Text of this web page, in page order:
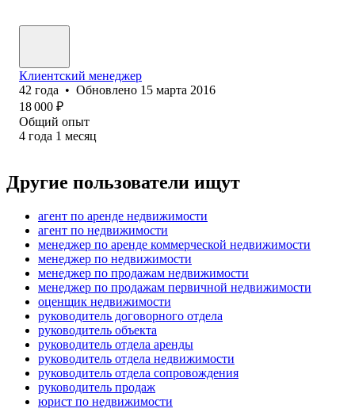
Клиентский менеджер
42 года • Обновлено 15 марта 2016
18 000 ₽
Общий опыт
4 года 1 месяц
Другие пользователи ищут
агент по аренде недвижимости
агент по недвижимости
менеджер по аренде коммерческой недвижимости
менеджер по недвижимости
менеджер по продажам недвижимости
менеджер по продажам первичной недвижимости
оценщик недвижимости
руководитель договорного отдела
руководитель объекта
руководитель отдела аренды
руководитель отдела недвижимости
руководитель отдела сопровождения
руководитель продаж
юрист по недвижимости